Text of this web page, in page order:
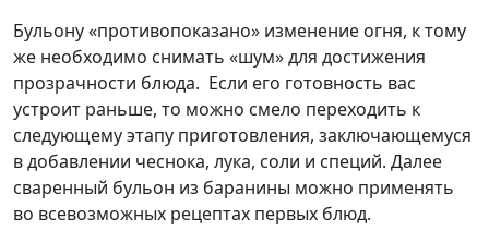
Бульону «противопоказано» изменение огня, к тому
же необходимо снимать «шум» для достижения
прозрачности блюда. Если его готовность вас
устроит раньше, то можно смело переходить к
следующему этапу приготовления, заключающемуся
в добавлении чеснока, лука, соли и специй. Далее
сваренный бульон из баранины можно применять
во всевозможных рецептах первых блюд.